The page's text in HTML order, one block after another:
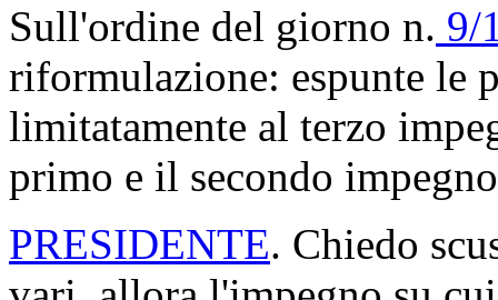
Sull'ordine del giorno n. 9/
riformulazione: espunte le
limitatamente al terzo
primo e il secondo
PRESIDENTE. Chiedo